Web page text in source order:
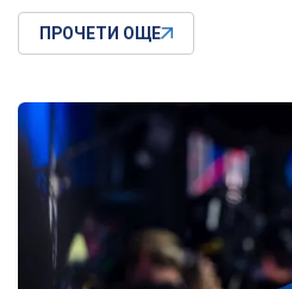
ПРОЧЕТИ ОЩЕ